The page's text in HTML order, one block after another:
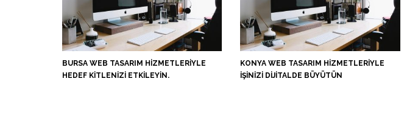
BURSA WEB TASARIM HIZMETLERIYLE
HEDEF KITLENIZI ETKILEYIN.
KONYA WEB TASARIM HIZMETLERIYLE
İŞINIZI DIJITALDE BÜYÜTÜN